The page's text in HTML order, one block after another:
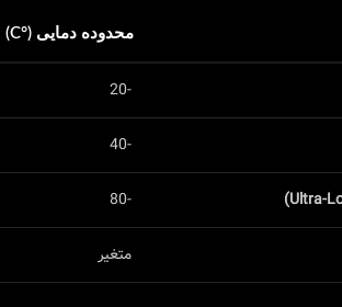
محدوده دمایی (°C)
-20
-40
-80
متغیر